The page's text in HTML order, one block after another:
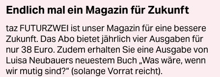
Endlich mal ein Magazin für Zukunft
taz FUTURZWEI ist unser Magazin für eine bessere
Zukunft. Das Abo bietet jährlich vier Ausgaben für
nur 38 Euro. Zudem erhalten Sie eine Ausgabe von
Luisa Neubauers neuestem Buch „Was wäre, wenn
wir mutig sind?“ (solange Vorrat reicht).